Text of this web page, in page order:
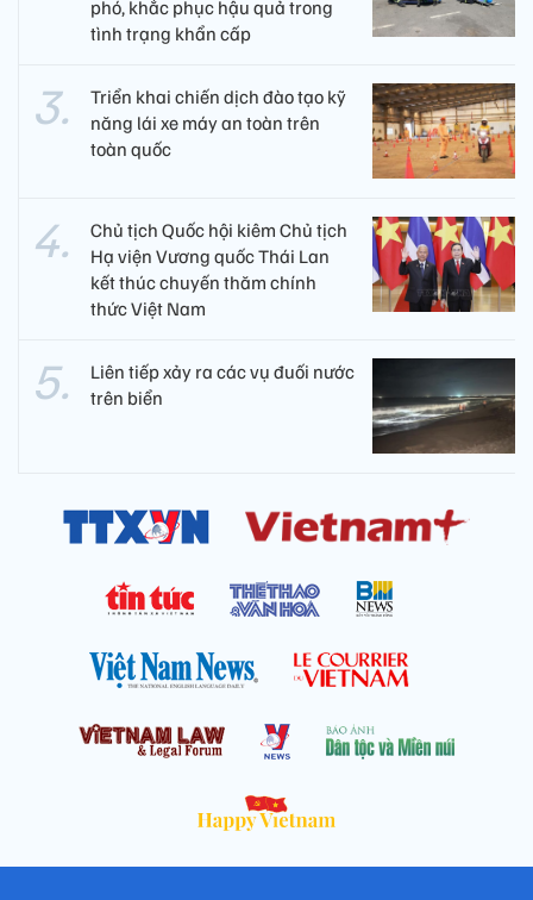
phó, khắc phục hậu quả trong
tình trạng khẩn cấp
Triển khai chiến dịch đào tạo kỹ
năng lái xe máy an toàn trên
toàn quốc
Chủ tịch Quốc hội kiêm Chủ tịch
Hạ viện Vương quốc Thái Lan
kết thúc chuyến thăm chính
thức Việt Nam
Liên tiếp xảy ra các vụ đuối nước
trên biển